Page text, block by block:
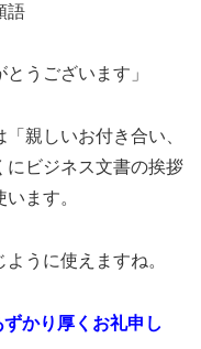
語
うございます」
親しいお付き合い、
にビジネス文書の挨拶
ます。
うに使えますね。
かり厚くお礼申し